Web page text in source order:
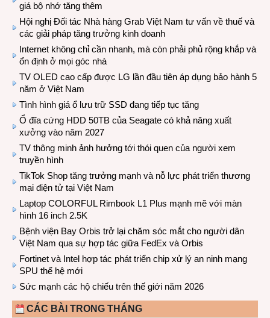
giá bộ nhớ tăng thêm
Hội nghị Đối tác Nhà hàng Grab Việt Nam tư vấn về thuế và
các giải pháp tăng trưởng kinh doanh
Internet không chỉ cần nhanh, mà còn phải phủ rộng khắp và
ổn định ở mọi góc nhà
TV OLED cao cấp được LG lần đầu tiên áp dụng bảo hành 5
năm ở Việt Nam
Tình hình giá ổ lưu trữ SSD đang tiếp tục tăng
Ổ đĩa cứng HDD 50TB của Seagate có khả năng xuất
xưởng vào năm 2027
TV thông minh ảnh hưởng tới thói quen của người xem
truyền hình
TikTok Shop tăng trưởng mạnh và nỗ lực phát triển thương
mại điện tử tại Việt Nam
Laptop COLORFUL Rimbook L1 Plus mạnh mẽ với màn
hình 16 inch 2.5K
Bệnh viện Bay Orbis trở lại chăm sóc mắt cho người dân
Việt Nam qua sự hợp tác giữa FedEx và Orbis
Fortinet và Intel hợp tác phát triển chip xử lý an ninh mạng
SPU thế hệ mới
Sức mạnh các hộ chiếu trên thế giới năm 2026
CÁC BÀI TRONG THÁNG